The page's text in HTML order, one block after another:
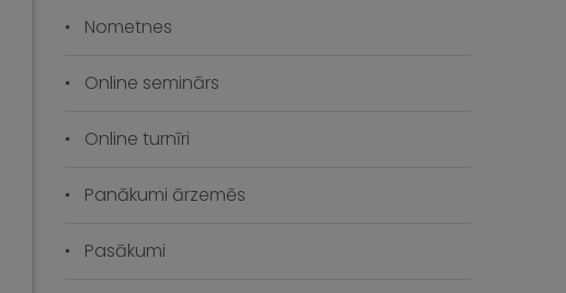
Nometnes
Online seminārs
Online turnīri
Panākumi ārzemēs
Pasākumi